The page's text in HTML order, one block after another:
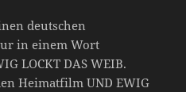
deutschen
in einem Wort
LOCKT DAS WEIB.
Heimatfilm UND EWIG